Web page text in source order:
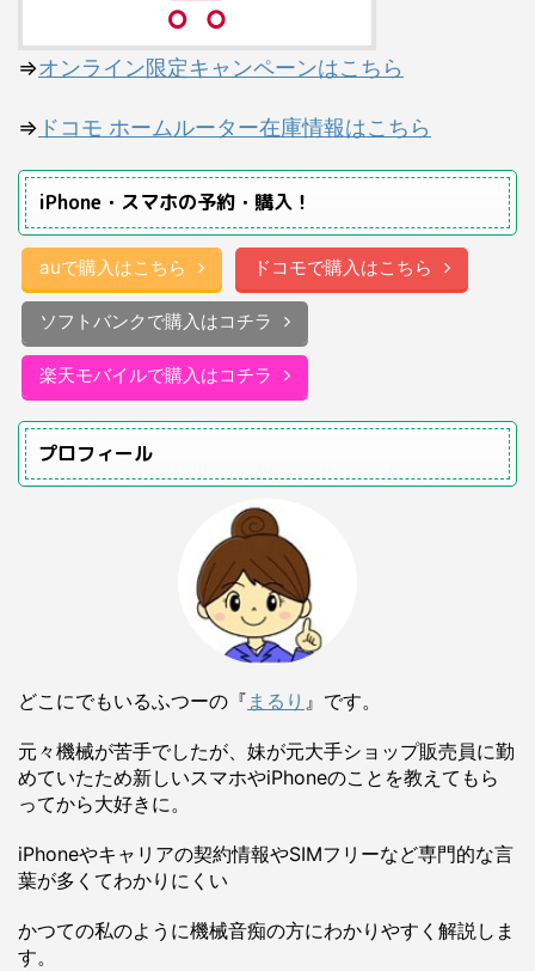
⇒オンライン限定キャンペーンはこちら
⇒ ドコモ ホームルーター在庫情報はこちら
iPhone・スマホの予約・購入！
auで購入はこちら ドコモで購入はこちら
ソフトバンクで購入はコチラ
楽天モバイルで購入はコチラ
プロフィール
どこにでもいるふつーの『 まるり 』です。
元々機械が苦手でしたが、妹が元大手ショップ販売員に勤
めていたため新しいスマホやiPhoneのことを教えてもら
ってから大好きに。
iPhoneやキャリアの契約情報やSIMフリーなど専門的な言
葉が多くてわかりにくい
かつての私のように機械音痴の方にわかりやすく解説しま
す。